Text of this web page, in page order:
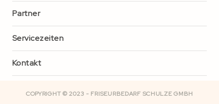
Partner
Servicezeiten
Kontakt
COPYRIGHT © 2023 - FRISEURBEDARF SCHULZE GMBH